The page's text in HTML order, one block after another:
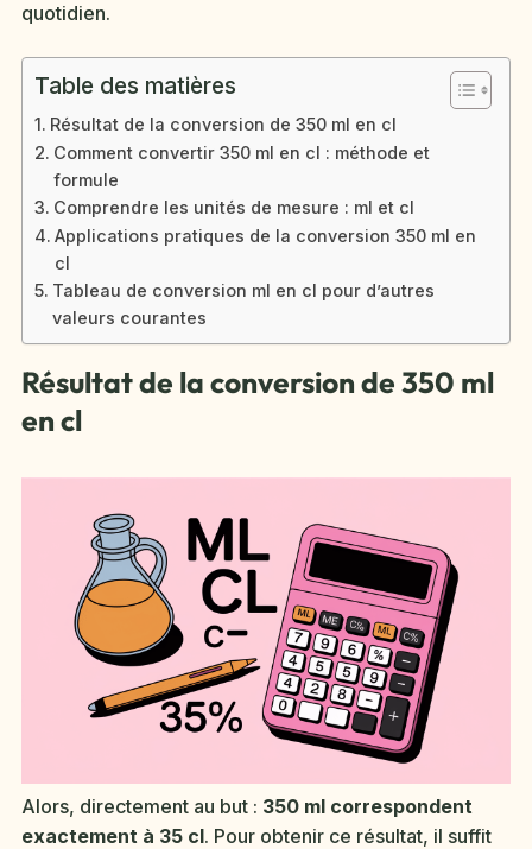
quotidien.
Table des matières
Résultat de la conversion de 350 ml en cl
Comment convertir 350 ml en cl : méthode et
formule
Comprendre les unités de mesure : ml et cl
Applications pratiques de la conversion 350 ml en
cl
Tableau de conversion ml en cl pour d’autres
valeurs courantes
Résultat de la conversion de 350 ml
en cl
Alors, directement au but : 350 ml correspondent
exactement à 35 cl. Pour obtenir ce résultat, il suffit